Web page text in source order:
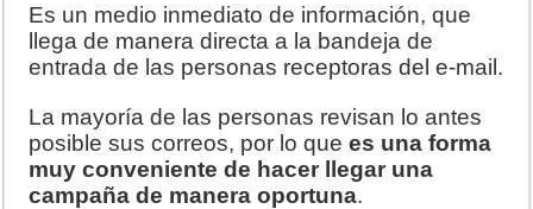
Es un medio inmediato de información, que
llega de manera directa a la bandeja de
entrada de las personas receptoras del e-mail.
La mayoría de las personas revisan lo antes
posible sus correos, por lo quees una forma
muy conveniente de hacer llegar una
campaña de manera oportuna.